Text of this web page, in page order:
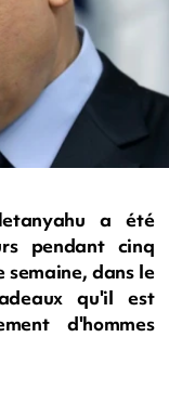
a été
pendant cinq
semaine, dans le
qu'il est
d'hommes